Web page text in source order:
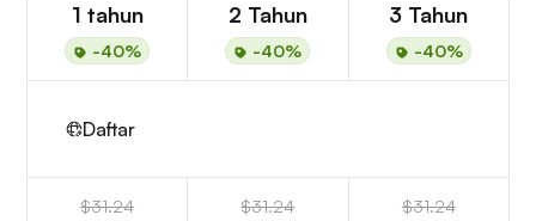
1 tahun
-40%
2 Tahun
-40%
3 Tahun
-40%
Daftar
$31.24 $31.24 $31.24